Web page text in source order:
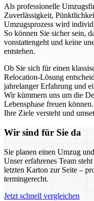
Als professionelle
Zuverlässigkeit,
Umzugsprozess wird
So können Sie sicher sein,
vonstattengeht und keine
entstehen.
Ob Sie sich für einen
Relocation-Lösung
jahrelanger Erfahrung und
Wir kümmern uns um die
Lebensphase freuen
Ihre Ziele versteht und
Wir sind für Sie da
Sie planen einen Umzug
Unser erfahrenes Team
letzten Karton zur Seite –
termingerecht.
Jetzt schnell vergleichen